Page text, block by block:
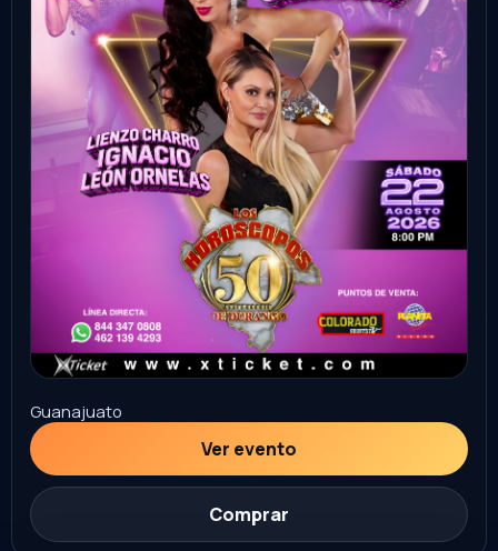
Sonora
Ver evento
Comprar
horoscopos de durango
HuamantlaForo Latido8:00 PM
AGO